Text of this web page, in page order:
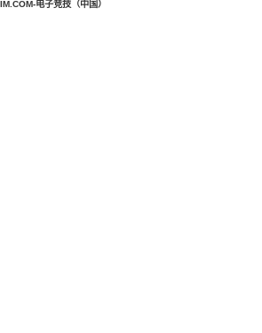
IM.COM-电子竞技（中国）